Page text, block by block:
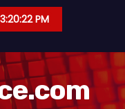
3:20:24 PM